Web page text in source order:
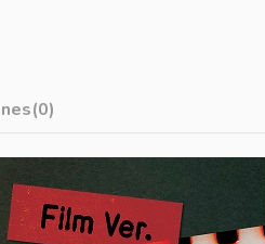
(0)